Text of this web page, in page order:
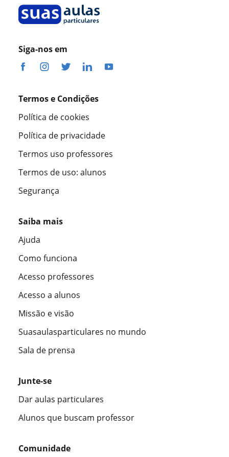
Siga-nos em
Termos e Condições
Política de cookies
Política de privacidade
Termos uso professores
Termos de uso: alunos
Segurança
Saiba mais
Ajuda
Como funciona
Acesso professores
Acesso a alunos
Missão e visão
Suasaulasparticulares no mundo
Sala de prensa
Junte-se
Dar aulas particulares
Alunos que buscam professor
Comunidade